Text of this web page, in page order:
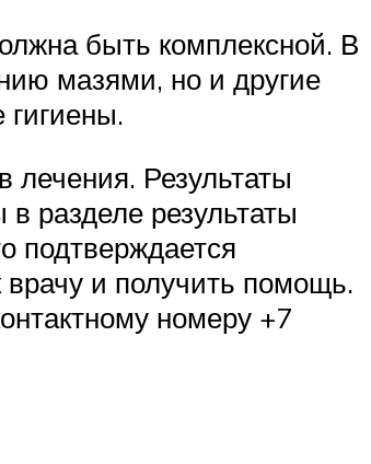
быть комплексной. В
мазями, но и другие
Результаты
разделе результаты
подтверждается
врачу и получить помощь.
номеру +7